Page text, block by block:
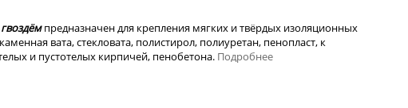
предназначен для крепления мягких и твёрдых изоляционных
вата, стекловата, полистирол, полиуретан, пенопласт, к
и пустотелых кирпичей, пенобетона. Подробнее